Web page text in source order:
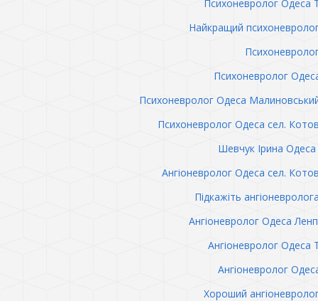
Психоневролог Одеса
Найкращий
Психоневролог
Психоневролог Одеса
Психоневролог Одеса сел.
Шевчук Ірина Одеса
Ангіоневролог Одеса сел.
Підкажіть
Ангіоневролог Одеса
Ангіоневролог Одеса
Ангіоневролог
Хороший